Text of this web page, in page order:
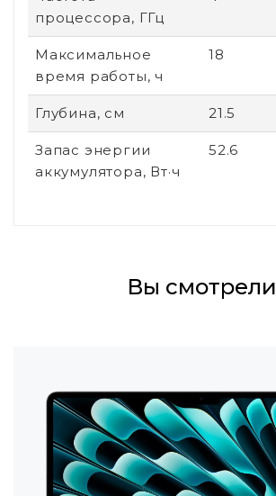
процессора, ГГц
Максимальное
время работы, ч
18
Глубина, см 21.5
Запас энергии
аккумулятора, Вт·ч
52.6
Вы смотрели